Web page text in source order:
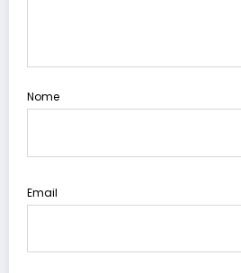
Nome
Email